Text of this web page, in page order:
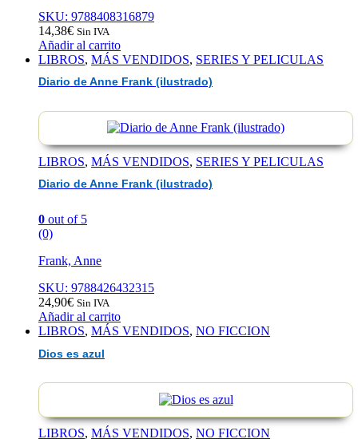
SKU: 9788408316879
14,38€ Sin IVA
Añadir al carrito
LIBROS, MÁS VENDIDOS, SERIES Y PELICULAS
Diario de Anne Frank (ilustrado)
LIBROS, MÁS VENDIDOS, SERIES Y PELICULAS
Diario de Anne Frank (ilustrado)
0 out of 5
(0)
Frank, Anne
SKU: 9788426432315
24,90€ Sin IVA
Añadir al carrito
LIBROS, MÁS VENDIDOS, NO FICCION
Dios es azul
LIBROS, MÁS VENDIDOS, NO FICCION